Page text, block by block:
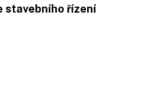
stavebního řízení